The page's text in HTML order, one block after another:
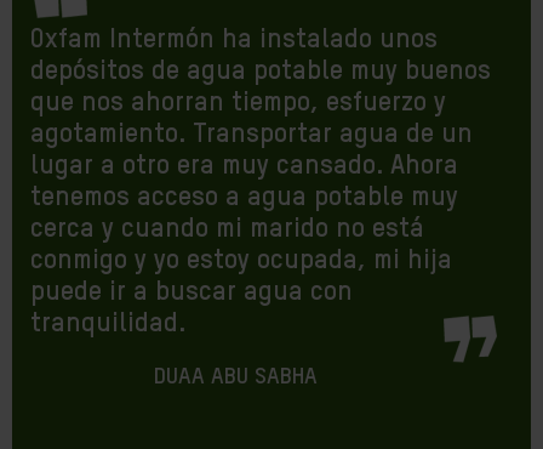
Oxfam Intermón ha instalado unos
depósitos de agua potable muy buenos
que nos ahorran tiempo, esfuerzo y
agotamiento. Transportar agua de un
lugar a otro era muy cansado. Ahora
tenemos acceso a agua potable muy
cerca y cuando mi marido no está
conmigo y yo estoy ocupada, mi hija
puede ir a buscar agua con
tranquilidad.
DUAA ABU SABHA